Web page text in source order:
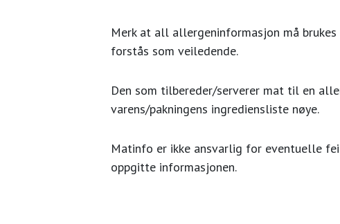
Merk at all allergeninformasjon må
forstås som veiledende.
Den som tilbereder/serverer mat til en
varens/pakningens ingrediensliste nøye.
Matinfo er ikke ansvarlig for eventuelle
oppgitte informasjonen.